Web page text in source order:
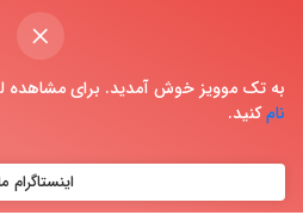
×
به تک موویز خوش آمدید. برای مشاهده
نامکنید.
اینستاگرام